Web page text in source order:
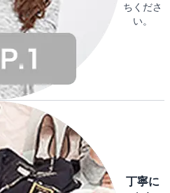
ちくださ
い。
丁寧に